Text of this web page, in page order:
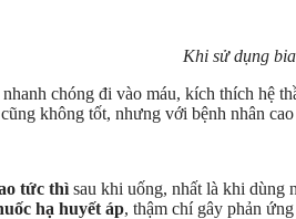
Khi sử dụng
chóng đi vào máu, kích thích hệ
không tốt, nhưng với bệnh nhân
tức thì sau khi uống, nhất là khi dùng
hạ huyết áp, thậm chí gây phản